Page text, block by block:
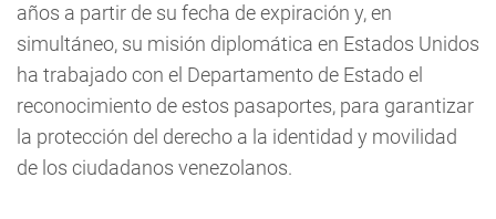
años a partir de su fecha de expiración y, en
simultáneo, su misión diplomática en Estados Unidos
ha trabajado con el Departamento de Estado el
reconocimiento de estos pasaportes, para garantizar
la protección del derecho a la identidad y movilidad
de los ciudadanos venezolanos.